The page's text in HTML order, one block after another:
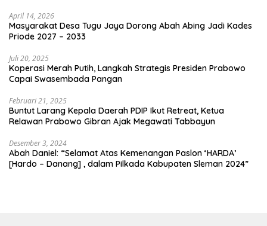
April 14, 2026
Masyarakat Desa Tugu Jaya Dorong Abah Abing Jadi Kades
Priode 2027 – 2033
Juli 20, 2025
Koperasi Merah Putih, Langkah Strategis Presiden Prabowo
Capai Swasembada Pangan
Februari 21, 2025
Buntut Larang Kepala Daerah PDIP Ikut Retreat, Ketua
Relawan Prabowo Gibran Ajak Megawati Tabbayun
Desember 3, 2024
Abah Daniel: “Selamat Atas Kemenangan Paslon ‘HARDA’
[Hardo – Danang] , dalam Pilkada Kabupaten Sleman 2024”